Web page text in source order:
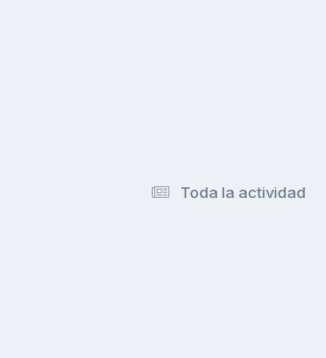
Toda la actividad